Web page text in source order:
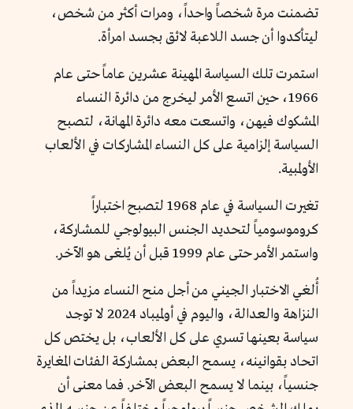
تضمنت مرة شخصاً واحداً، ومرات أكثر من شخص،
ليتأكدوا أن جسد اللاعبة لائق بجسد امرأة.
استمرت تلك السياسة المهينة عشرين عاماً حتى عام
1966، حين اتسع الأمر ليخرج من دائرة النساء
المشكوك فيهن، واتسعت معه دائرة المهانة، لتصبح
السياسة إلزامية على كل النساء المشاركات في الألعاب
الأولمبية.
تغيرت السياسة في عام 1968 لتصبح اختباراً
كروموسومياً لتحديد الجنس البيولوجي للمشاركة،
واستمر الأمر حتى عام 1999 قبل أن يُلغى هو الآخر.
أُلغي الاختبار الجيني من أجل منح النساء مزيداً من
النزاهة والعدالة، واليوم في أولميباد 2024 لا توجد
سياسة بعينها تسري على كل الألعاب، بل يختص كل
اتحاد بقوانينه، يسمح البعض بمشاركة الفئات المغايرة
جنسياً، بينما لا يسمح البعض الآخر. فما معنى أن